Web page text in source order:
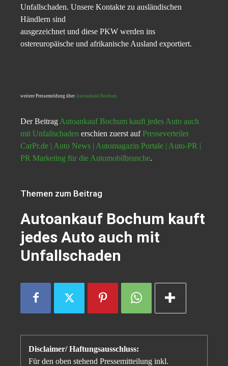
Unfallschaden. Unsere Kontakte zu ausländischen
Händlern sind
ausgezeichnet und diese PKW werden ins
ostereuropäische und afrikanische Ausland exportiert.
weitere Pressemeldung über Autoankauf Bochum
Der Beitrag Autoankauf Bochum kauft jedes Auto auch
mit Unfallschaden erschien zuerst aufPresseverteiler
CarPr.de | Auto News | Automagazin Portale | Auto-PR |
PR Marketing für die Automobilbranche.
Themen zum Beitrag
Autoankauf Bochum kauft
jedes Auto auch mit
Unfallschaden
Disclaimer/ Haftungsausschluss:
Für den oben stehend Pressemitteilung inkl.